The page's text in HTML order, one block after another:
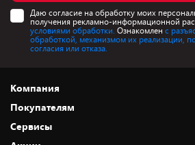
Даю согласие на обработку моих
получения рекламно-информационной
условиями обработки. Ознакомлен с
обработкой, механизмом их реализации,
согласия или отказа.
Компания
О нас
Адреса магазинов
Покупателям
Как сделать заказ
Сервисы